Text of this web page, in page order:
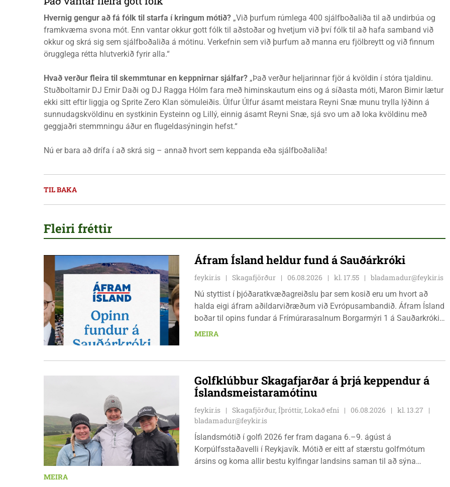
Hvernig gengur að fá fólk til starfa í kringum mótið? „Við þurfum rúmlega 400 sjálfboðaliða til að undirbúa og
framkvæma svona mót. Enn vantar okkur gott fólk til aðstoðar og hvetjum við því fólk til að hafa samband við
okkur og skrá sig sem sjálfboðaliða á mótinu. Verkefnin sem við þurfum að manna eru fjölbreytt og við finnum
örugglega rétta hlutverkið fyrir alla.“
Hvað verður fleira til skemmtunar en keppnirnar sjálfar? „Það verður heljarinnar fjör á kvöldin í stóra tjaldinu.
Stuðboltarnir DJ Ernir Daði og DJ Ragga Hólm fara með himinskautum eins og á síðasta móti, Maron Birnir lætur
ekki sitt eftir liggja og Sprite Zero Klan sömuleiðis. Úlfur Úlfur ásamt meistara Reyni Snæ munu trylla lýðinn á
sunnudagskvöldinu en systkinin Eysteinn og Lillý, einnig ásamt Reyni Snæ, sjá svo um að loka kvöldinu með
geggjaðri stemmningu áður en flugeldasýningin hefst.“
Nú er bara að drífa í að skrá sig – annað hvort sem keppanda eða sjálfboðaliða!
TIL BAKA
Fleiri fréttir
Áfram Ísland heldur fund á Sauðárkróki
feykir.is Skagafjörður 06.08.2026 kl. 17.55
bladamadur@feykir.is
Nú styttist í þjóðaratkvæðagreiðslu þar sem kosið eru um hvort að
halda eigi áfram aðildarviðræðum við Evrópusambandið. Áfram Ísland
boðar til opins fundar á Frímúrarasalnum Borgarmýri 1 á Sauðarkróki,
laugardaginn 8. ágúst kl. 17:30. Fundurinn er öllum opinn en skráning
MEIRA
Golfklúbbur Skagafjarðar á þrjá keppendur á
Íslandsmeistaramótinu
feykir.is Skagafjörður, Íþróttir, Lokað efni 06.08.2026
kl. 13.27
bladamadur@feykir.is
Íslandsmótið í golfi 2026 fer fram dagana 6.–9. ágúst á
Korpúlfsstaðavelli í Reykjavík. Mótið er eitt af stærstu golfmótum
ársins og koma allir bestu kylfingar landsins saman til að sýna
MEIRA